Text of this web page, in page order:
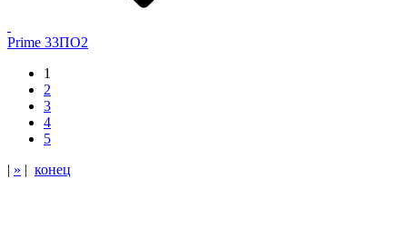
Prime 33ПО2
1
2
3
4
5
| » | конец